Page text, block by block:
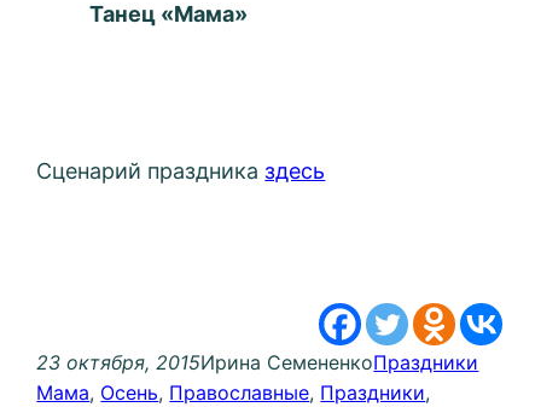
Танец «Мама»
Сценарий праздника здесь
23 октября, 2015Ирина СемененкоПраздники
Мама, Осень, Православные, Праздники